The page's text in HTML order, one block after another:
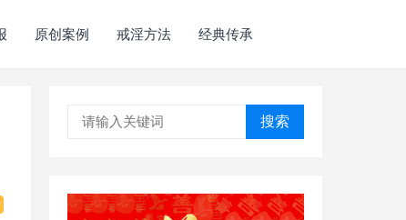
原创案例 戒淫方法 经典传承
搜索